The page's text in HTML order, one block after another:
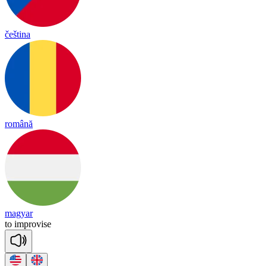
čeština
română
magyar
to improvise